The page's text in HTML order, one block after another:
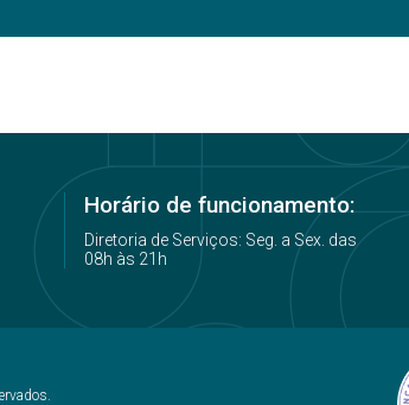
Horário de funcionamento:
Diretoria de Serviços: Seg. a Sex. das
08h às 21h